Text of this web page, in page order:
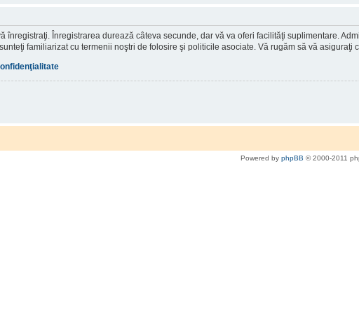
înregistraţi. Înregistrarea durează câteva secunde, dar vă va oferi facilităţi suplimentare.
familiarizat cu termenii noştri de folosire şi politicile asociate. Vă rugăm să vă asiguraţi
Powered by phpBB © 2000-2011